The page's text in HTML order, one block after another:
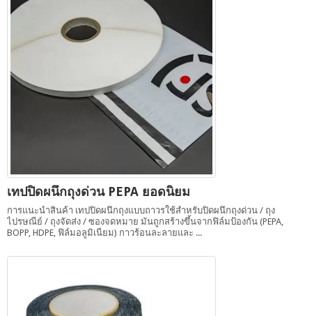
เทปปิดผนึกถุงด่วน PEPA ยอดนิยม
การแนะนำสินค้า เทปปิดผนึกถุงแบบถาวรใช้สำหรับปิดผนึกถุงด่วน / ถุง
ไปรษณีย์ / ถุงจัดส่ง / ซองจดหมาย มันถูกสร้างขึ้นจากฟิล์มป้องกัน (PEPA,
BOPP, HDPE, ฟิล์มอลูมิเนียม) กาวร้อนละลายและ ...